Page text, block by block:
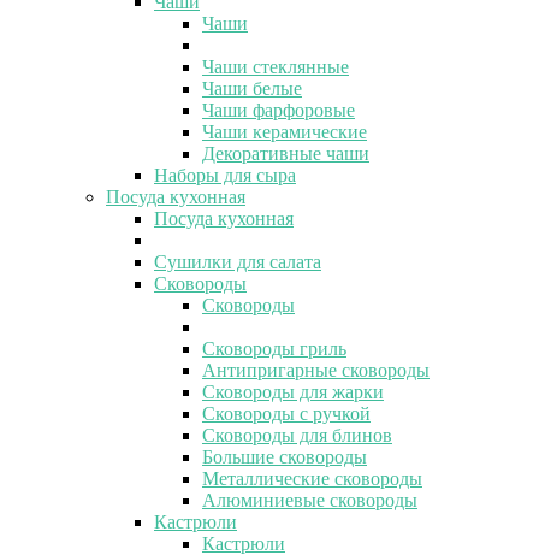
Чаши
Чаши стеклянные
Чаши белые
Чаши фарфоровые
Чаши керамические
Декоративные чаши
Наборы для сыра
Посуда кухонная
Посуда кухонная
Сушилки для салата
Сковороды
Сковороды
Сковороды гриль
Антипригарные сковороды
Сковороды для жарки
Сковороды с ручкой
Сковороды для блинов
Большие сковороды
Металлические сковороды
Алюминиевые сковороды
Кастрюли
Кастрюли